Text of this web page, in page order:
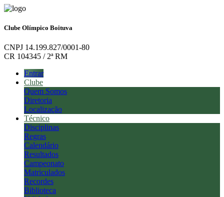
Clube Olímpico Boituva
CNPJ 14.199.827/0001-80
CR 104345 / 2ª RM
Entrar
Clube
Quem Somos
Diretoria
Localização
Técnico
Disciplinas
Regras
Calendário
Resultados
Campeonato
Matriculados
Recordes
Biblioteca